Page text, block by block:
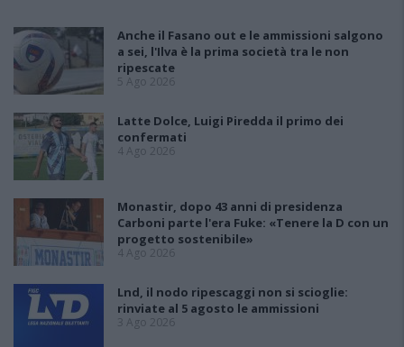
Anche il Fasano out e le ammissioni salgono
a sei, l'Ilva è la prima società tra le non
ripescate
5 Ago 2026
Latte Dolce, Luigi Piredda il primo dei
confermati
4 Ago 2026
Monastir, dopo 43 anni di presidenza
Carboni parte l'era Fuke: «Tenere la D con un
progetto sostenibile»
4 Ago 2026
Lnd, il nodo ripescaggi non si scioglie:
rinviate al 5 agosto le ammissioni
3 Ago 2026